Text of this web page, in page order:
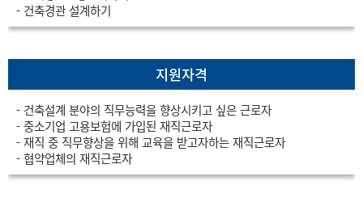
- 건축경관 설계하기
지원자격
- 건축설계 분야의 직무능력을 향상시키고 싶은 근로자
- 중소기업 고용보험에 가입된 재직근로자
- 재직 중 직무향상을 위해 교육을 받고자하는 재직근로자
- 협약업체의 재직근로자